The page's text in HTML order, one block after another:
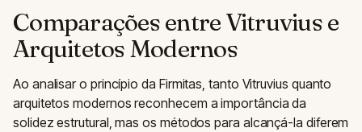
Comparações entre Vitruvius e
Arquitetos Modernos
Ao analisar o princípio da Firmitas, tanto Vitruvius quanto
arquitetos modernos reconhecem a importância da
solidez estrutural, mas os métodos para alcançá-la diferem